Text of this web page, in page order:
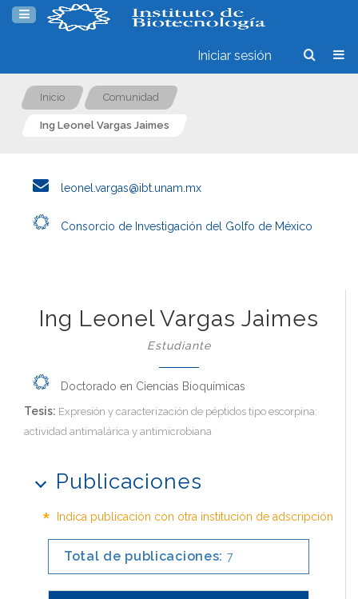
Iniciar sesión
Inicio Comunidad
Ing Leonel Vargas Jaimes
leonel.vargas@ibt.unam.mx
Consorcio de Investigación del Golfo de México
Ing Leonel Vargas Jaimes
Estudiante
Doctorado en Ciencias Bioquímicas
Tesis: Expresión y caracterización de péptidos tipo escorpina:
actividad antimalárica y antimicrobiana
Publicaciones
* Indica publicación con otra institución de adscripción
Total de publicaciones: 7